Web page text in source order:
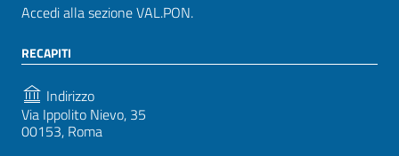
Accedi alla sezione VAL.PON.
RECAPITI
Indirizzo
Via Ippolito Nievo, 35
00153, Roma